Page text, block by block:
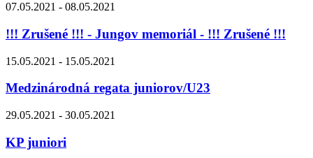
07.05.2021 - 08.05.2021
!!! Zrušené !!! - Jungov memoriál - !!! Zrušené !!!
15.05.2021 - 15.05.2021
Medzinárodná regata juniorov/U23
29.05.2021 - 30.05.2021
KP juniori